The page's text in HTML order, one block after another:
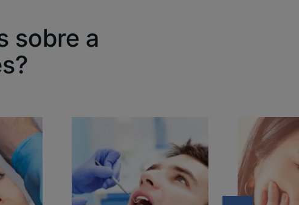
sobre a
dentárias
Descubra
Cáries
dentárias